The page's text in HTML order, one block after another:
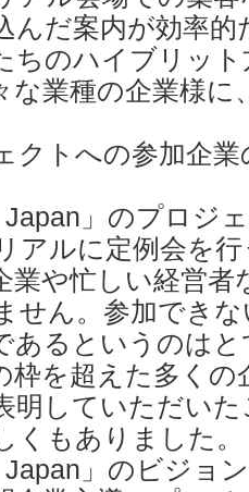
んだ案内が効率
ちのハイブリッ
な業種の企業様に
トへの参加企業
」のプロジ
アルに定例会を
業や忙しい経営
せん。参加でき
あるというのは
枠を超えた多く
明していただい
くもありました。
」のビジョ